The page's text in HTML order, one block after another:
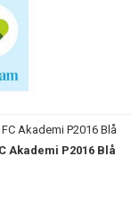
Akademi P2016 Blå